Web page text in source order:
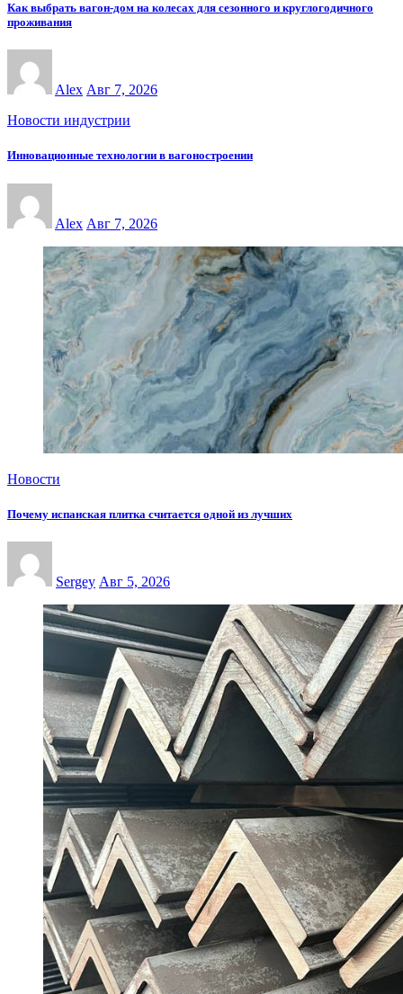
Как выбрать вагон-дом на колесах для сезонного и круглогодичного
проживания
Alex Авг 7, 2026
Новости индустрии
Инновационные технологии в вагоностроении
Alex Авг 7, 2026
Новости
Почему испанская плитка считается одной из лучших
Sergey Авг 5, 2026